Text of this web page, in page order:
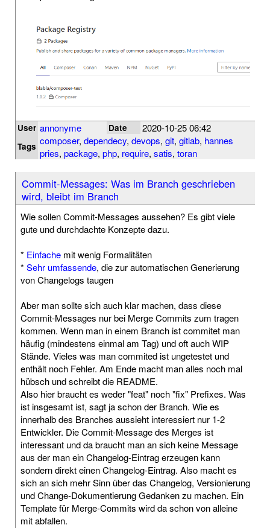
User annonyme Date 2020-10-25 06:42
Tags composer, dependecy, devops, git, gitlab, hannes
pries, package, php, require, satis, toran
Commit-Messages: Was im Branch geschrieben
wird, bleibt im Branch
Wie sollen Commit-Messages aussehen? Es gibt viele
gute und durchdachte Konzepte dazu.
* Einfache mit wenig Formalitäten
* Sehr umfassende, die zur automatischen Generierung
von Changelogs taugen
Aber man sollte sich auch klar machen, dass diese
Commit-Messages nur bei Merge Commits zum tragen
kommen. Wenn man in einem Branch ist commitet man
häufig (mindestens einmal am Tag) und oft auch WIP
Stände. Vieles was man commited ist ungetestet und
enthält noch Fehler. Am Ende macht man alles noch mal
hübsch und schreibt die README.
Also hier braucht es weder "feat" noch "fix" Prefixes. Was
ist insgesamt ist, sagt ja schon der Branch. Wie es
innerhalb des Branches aussieht interessiert nur 1-2
Entwickler. Die Commit-Message des Merges ist
interessant und da braucht man an sich keine Message
aus der man ein Changelog-Eintrag erzeugen kann
sondern direkt einen Changelog-Eintrag. Also macht es
sich an sich mehr Sinn über das Changelog, Versionierung
und Change-Dokumentierung Gedanken zu machen. Ein
Template für Merge-Commits wird da schon von alleine
mit abfallen.